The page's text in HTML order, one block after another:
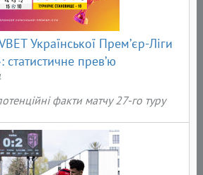
Української Прем’єр-Ліги
прев’ю
факти матчу 27-го туру